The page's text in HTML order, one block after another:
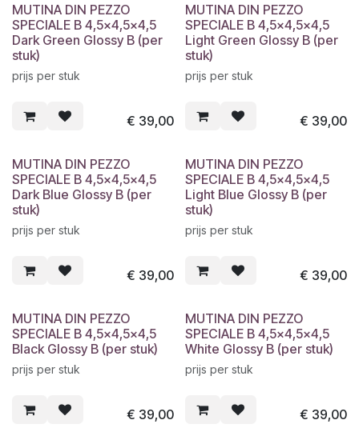
MUTINA DIN PEZZO
SPECIALE B 4,5x4,5x4,5
Dark Green Glossy B (per
stuk)
prijs per stuk
€ 39,00
MUTINA DIN PEZZO
SPECIALE B 4,5x4,5x4,5
Light Green Glossy B (per
stuk)
prijs per stuk
€ 39,00
MUTINA DIN PEZZO
SPECIALE B 4,5x4,5x4,5
Dark Blue Glossy B (per
stuk)
prijs per stuk
€ 39,00
MUTINA DIN PEZZO
SPECIALE B 4,5x4,5x4,5
Light Blue Glossy B (per
stuk)
prijs per stuk
€ 39,00
MUTINA DIN PEZZO
SPECIALE B 4,5x4,5x4,5
Black Glossy B (per stuk)
prijs per stuk
€ 39,00
MUTINA DIN PEZZO
SPECIALE B 4,5x4,5x4,5
White Glossy B (per stuk)
prijs per stuk
€ 39,00